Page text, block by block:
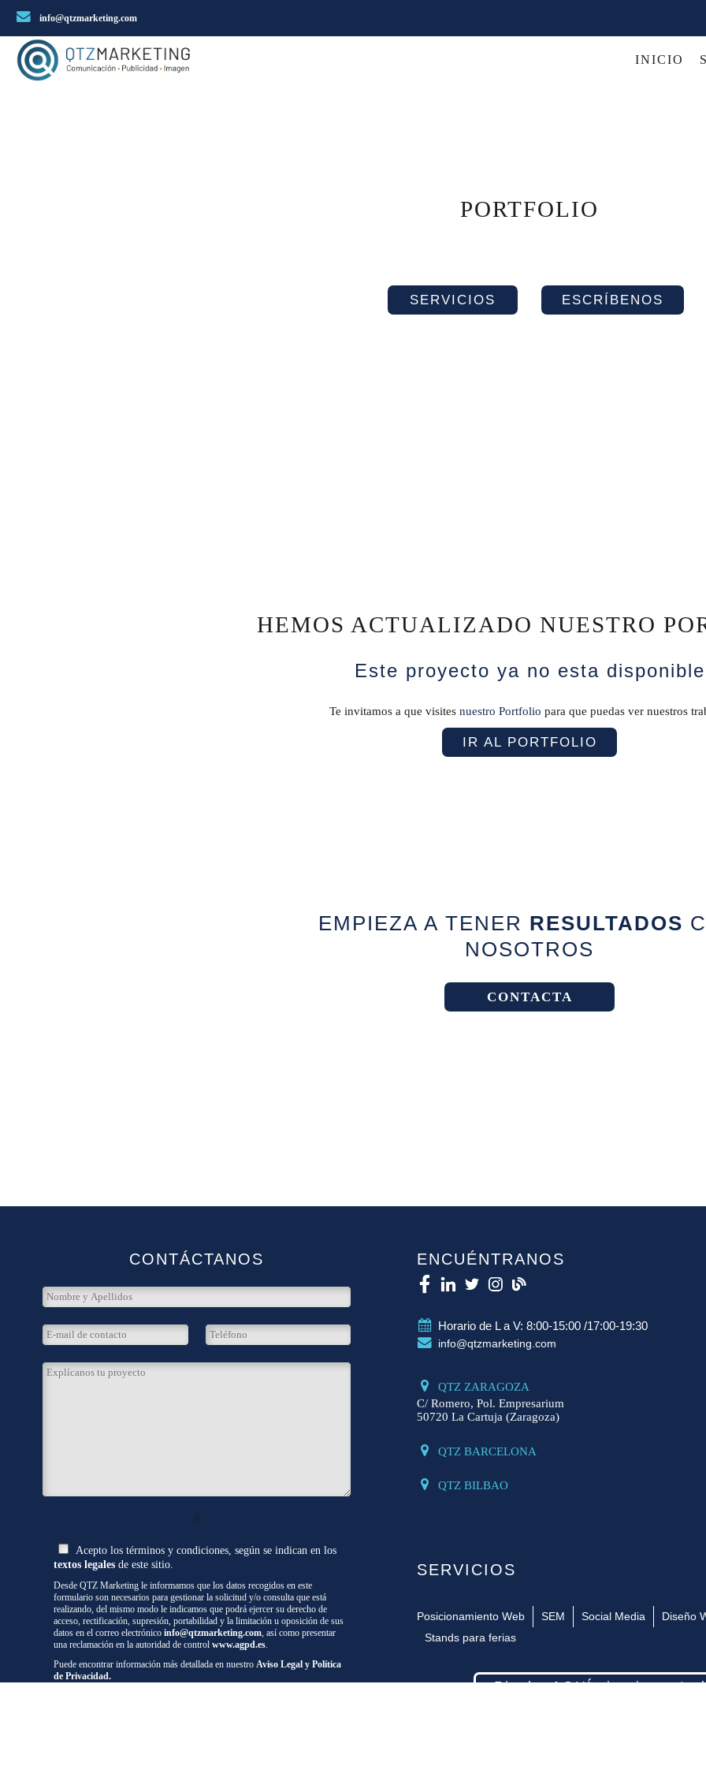
info@qtzmarketing.com
INICIO
PORTFOLIO
SERVICIOS ESCRÍBENOS
HEMOS ACTUALIZADO NUESTRO
Este proyecto ya no esta disponible
Te invitamos a que visites nuestro Portfolio para que puedas ver nuestros
IR AL PORTFOLIO
EMPIEZA A TENER RESULTADOS
NOSOTROS
CONTACTA
CONTÁCTANOS
0
Acepto los términos y condiciones, según se indican en los
textos legales de este sitio.
Desde QTZ Marketing le informamos que los datos recogidos en este
formulario son necesarios para gestionar la solicitud y/o consulta que está
realizando, del mismo modo le indicamos que podrá ejercer su derecho de
acceso, rectificación, supresión, portabilidad y la limitación u oposición de sus
datos en el correo electrónicoinfo@qtzmarketing.com, así como presentar
una reclamación en la autoridad de controlwww.agpd.es.
Puede encontrar información más detallada en nuestroAviso Legal y Política
de Privacidad.
ENCUÉNTRANOS
Horario de L a V: 8:00-15:00 /17:00-19:30
info@qtzmarketing.com
QTZ ZARAGOZA
C/ Romero, Pol. Empresarium
50720 La Cartuja (Zaragoza)
QTZ BARCELONA
QTZ BILBAO
SERVICIOS
Posicionamiento Web SEM Social Media Diseño
Stands para ferias
Pincha AQUÍ si quieres